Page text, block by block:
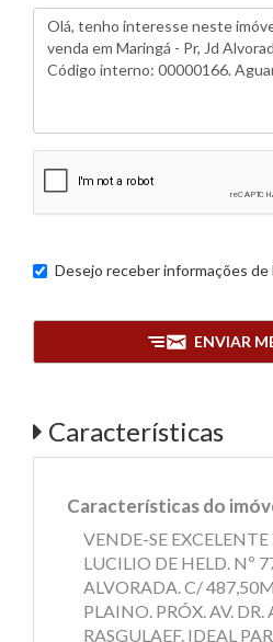
Desejo receber informações de
ENVIAR
Características
Características do
VENDE-SE
LUCILIO DE HELD. Nº
ALVORADA. C/
PLAINO. PRÓX. AV. DR.
RASGULAEF. IDEAL